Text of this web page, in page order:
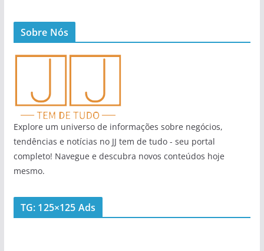
Sobre Nós
Explore um universo de informações sobre negócios,
tendências e notícias no JJ tem de tudo - seu portal
completo! Navegue e descubra novos conteúdos hoje
mesmo.
TG: 125×125 Ads